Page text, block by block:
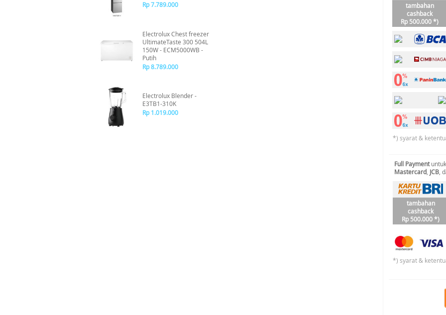
Rp 7.789.000
Electrolux Chest freezer
UltimateTaste 300 504L
150W - ECM5000WB -
Putih
Rp 8.789.000
Electrolux Blender -
E3TB1-310K
Rp 1.019.000
tambahan
cashback
Rp 500.000 *)
*) syarat &
Full Payment
Mastercard JCB ,
tambahan
cashback
Rp 500.000 *)
*) syarat &